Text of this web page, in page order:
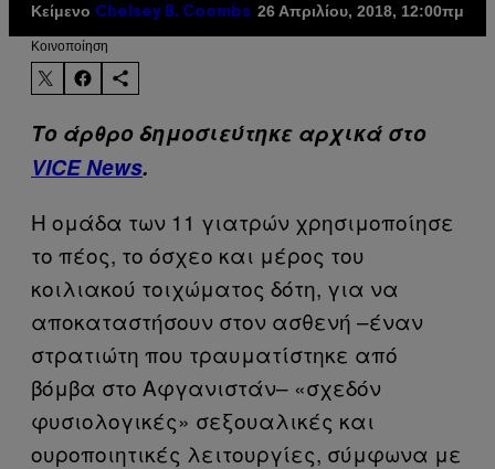
Κείμενο Chelsey B. Coombs 26 Απριλίου, 2018, 12:00πμ
Kοινοποίηση
Το άρθρο δημοσιεύτηκε αρχικά στο
VICE Νews.
Η ομάδα των 11 γιατρών χρησιμοποίησε
το πέος, το όσχεο και μέρος του
κοιλιακού τοιχώματος δότη, για να
αποκαταστήσουν στον ασθενή –έναν
στρατιώτη που τραυματίστηκε από
βόμβα στο Αφγανιστάν– «σχεδόν
φυσιολογικές» σεξουαλικές και
ουροποιητικές λειτουργίες, σύμφωνα με